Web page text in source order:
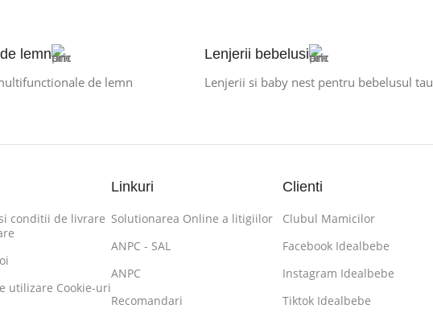
lemn
de lemn
Lenjerii bebelusi
Lenjerii si baby nest pentru bebelusul tau
conditii de livrare
utilizare Cookie-uri
Linkuri
Solutionarea Online a litigiilor
ANPC - SAL
ANPC
Recomandari
Clienti
Clubul Mamicilor
Facebook Idealbebe
Instagram Idealbebe
Tiktok Idealbebe